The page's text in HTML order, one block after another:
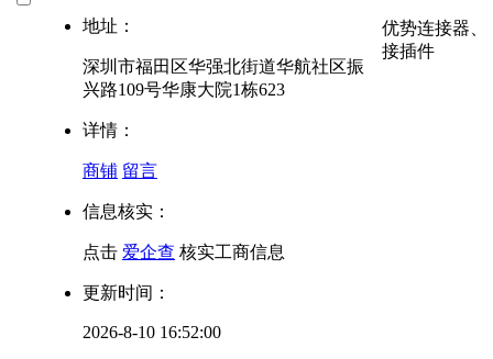
地址：
深圳市福田区华强北街道华航社区振
兴路109号华康大院1栋623
详情：
商铺 留言
信息核实：
点击 爱企查 核实工商信息
更新时间：
2026-8-10 16:52:00
优势连接器、
接插件